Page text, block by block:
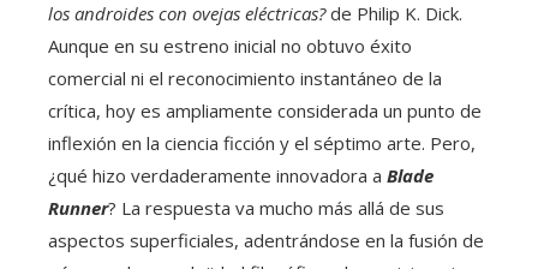
los androides con ovejas eléctricas?de Philip K. Dick.
Aunque en su estreno inicial no obtuvo éxito
comercial ni el reconocimiento instantáneo de la
crítica, hoy es ampliamente considerada un punto de
inflexión en la ciencia ficción y el séptimo arte. Pero,
¿qué hizo verdaderamente innovadora a Blade
Runner? La respuesta va mucho más allá de sus
aspectos superficiales, adentrándose en la fusión de